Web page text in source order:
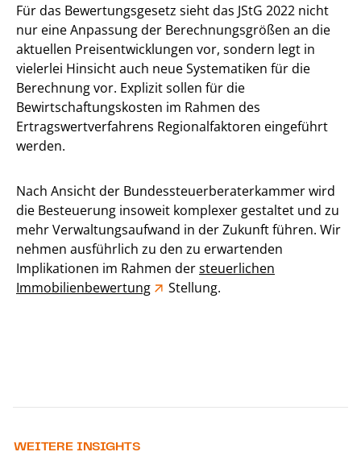
Für das Bewertungsgesetz sieht das JStG 2022 nicht
nur eine Anpassung der Berechnungsgrößen an die
aktuellen Preisentwicklungen vor, sondern legt in
vielerlei Hinsicht auch neue Systematiken für die
Berechnung vor. Explizit sollen für die
Bewirtschaftungskosten im Rahmen des
Ertragswertverfahrens Regionalfaktoren eingeführt
werden.
Nach Ansicht der Bundessteuerberaterkammer wird
die Besteuerung insoweit komplexer gestaltet und zu
mehr Verwaltungsaufwand in der Zukunft führen. Wir
nehmen ausführlich zu den zu erwartenden
Implikationen im Rahmen dersteuerlichen
Immobilienbewertung
Stellung.
WEITERE INSIGHTS